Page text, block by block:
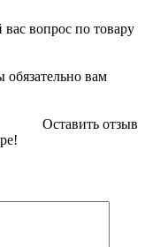
вопрос по товару
вам
Оставить отзыв